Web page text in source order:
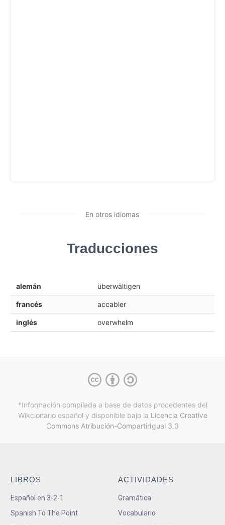
En otros idiomas
Traducciones
alemán überwältigen
francés accabler
inglés overwhelm
*Información compilada a base de datos procedentes del
Wikcionario español y disponible bajo la Licencia Creative
Commons Atribución-CompartirIgual 3.0
LIBROS
Español en 3-2-1
Spanish To The Point
ACTIVIDADES
Gramática
Vocabulario